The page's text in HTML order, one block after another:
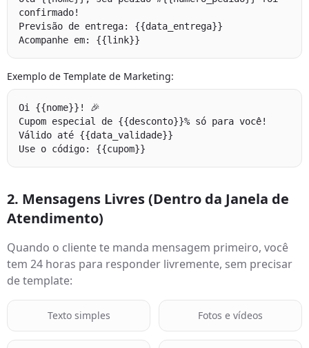
confirmado!
Previsão de entrega: {{data_entrega}}
Acompanhe em: {{link}}
Exemplo de Template de Marketing:
Oi {{nome}}! 🎉
Cupom especial de {{desconto}}% só para você!
Válido até {{data_validade}}
Use o código: {{cupom}}
2. Mensagens Livres (Dentro da Janela de
Atendimento)
Quando o cliente te manda mensagem primeiro, você
tem 24 horas para responder livremente, sem precisar
de template:
Texto simples Fotos e vídeos